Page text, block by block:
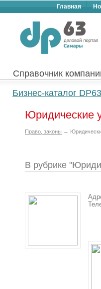
Главная
Справочник
Бизнес-каталог
Юридические
Право, законы →
В рубрике